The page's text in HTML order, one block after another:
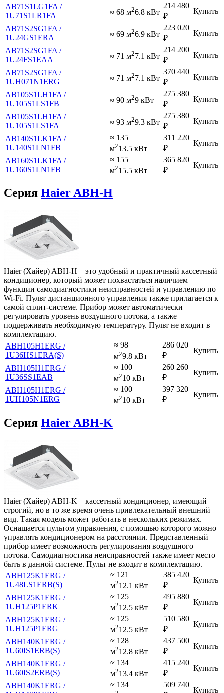
AB71S1LG1FA /
1U71S1LR1FA
≈ 68 м26.8 кВт
214 480
₽
Купить
AB71S2SG1FA /
1U24GS1ERA
≈ 69 м26.9 кВт
223 020
₽
Купить
AB71S2SG1FA /
1U24FS1EAA
≈ 71 м27.1 кВт
214 200
₽
Купить
AB71S2SG1FA /
1UH071N1ERG
≈ 71 м27.1 кВт
370 440
₽
Купить
AB105S1LH1FA /
1U105S1LS1FB
≈ 90 м29 кВт
275 380
₽
Купить
AB105S1LH1FA /
1U105S1LS1FA
≈ 93 м29.3 кВт
275 380
₽
Купить
AB140S1LK1FA /
1U140S1LN1FB
≈ 135
м213.5 кВт
311 220
₽
Купить
AB160S1LK1FA /
1U160S1LN1FB
≈ 155
м215.5 кВт
365 820
₽
Купить
Серия Haier ABH-H
Haier (Хайер) ABH-H – это удобный и практичный кассетный
кондиционер, который может похвастаться наличием
функции самодиагностики неисправностей и управлению по
Wi-Fi. Пульт дистанционного управления также прилагается к
самой сплит-системе. Прибор может автоматически
регулировать уровень воздушного потока, а также
поддерживать необходимую температуру. Пульт не входит в
комплектацию.
ABH105H1ERG /
1U36HS1ERA(S)
≈ 98
м29.8 кВт
286 020
₽
Купить
ABH105H1ERG /
1U36SS1EAB
≈ 100
м210 кВт
260 260
₽
Купить
ABH105H1ERG /
1UH105N1ERG
≈ 100
м210 кВт
397 320
₽
Купить
Серия Haier ABH-K
Haier (Хайер) ABH-K – кассетный кондиционер, имеющий
строгий, но в то же время очень привлекательный внешний
вид. Такая модель может работать в нескольких режимах.
Оснащается пультом управления, с помощью которого можно
управлять кондиционером на расстоянии. Представленный
прибор имеет возможность регулирования воздушного
потока. Самодиагностика неисправностей также имеет место
быть в данной системе. Пульт не входит в комплектацию.
ABH125K1ERG /
1U48LS1ERB(S)
≈ 121
м212.1 кВт
385 420
₽
Купить
ABH125K1ERG /
1UH125P1ERK
≈ 125
м212.5 кВт
495 880
₽
Купить
ABH125K1ERG /
1UH125P1ERG
≈ 125
м212.5 кВт
510 580
₽
Купить
ABH140K1ERG /
1U60IS1ERB(S)
≈ 128
м212.8 кВт
437 500
₽
Купить
ABH140K1ERG /
1U60IS2ERB(S)
≈ 134
м213.4 кВт
415 240
₽
Купить
ABH140K1ERG /
≈ 134
509 740
Купить